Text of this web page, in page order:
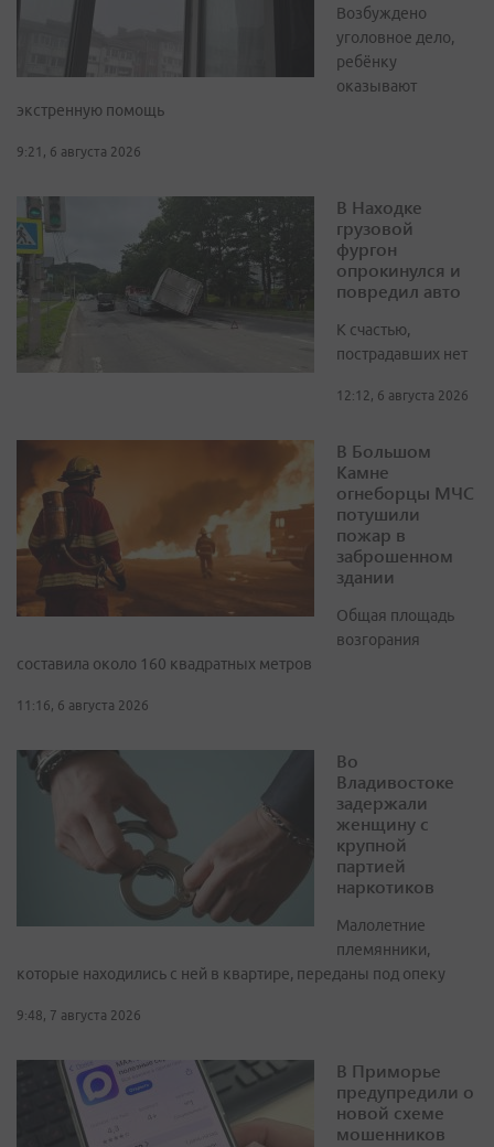
Возбуждено
уголовное дело,
ребёнку
оказывают
экстренную помощь
9:21, 6 августа 2026
В Находке
грузовой
фургон
опрокинулся и
повредил авто
К счастью,
пострадавших нет
12:12, 6 августа 2026
В Большом
Камне
огнеборцы МЧС
потушили
пожар в
заброшенном
здании
Общая площадь
возгорания
составила около 160 квадратных метров
11:16, 6 августа 2026
Во
Владивостоке
задержали
женщину с
крупной
партией
наркотиков
Малолетние
племянники,
которые находились с ней в квартире, переданы под опеку
9:48, 7 августа 2026
В Приморье
предупредили о
новой схеме
мошенников